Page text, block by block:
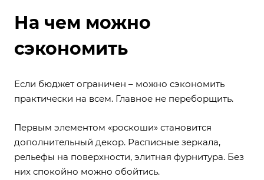
На чем можно
сэкономить
Если бюджет ограничен – можно сэкономить
практически на всем. Главное не переборщить.
Первым элементом «роскоши» становится
дополнительный декор. Расписные зеркала,
рельефы на поверхности, элитная фурнитура. Без
них спокойно можно обойтись.